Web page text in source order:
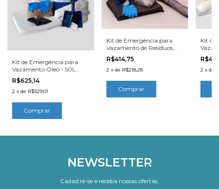
Kit de Emergência para
Vazamento Óleo - 50L
Bombona
R$625,14
2 xde R$329,01
Kit de Emergência para
Vazamento de Resíduos
Base Água - 50L
R$414,75
2 xde R$218,28
Kit de
2 x de
NEWSLETTER
Cadastre-se e receba nossas ofertas.